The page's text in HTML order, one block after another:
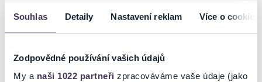
Souhlas Detaily Nastavení reklam Více o cookies
Zodpovědné používání vašich údajů
My a naši 1022 partneři zpracováváme vaše údaje (jako
víno / 0,33 L pivo Staropramen Ležák / Staropramen nealko / sladké
limonády / voda / káva / džús / perlivé víno )
13. Vlastná šatňa s opakovaným vyzdvihovaním odložených vecí